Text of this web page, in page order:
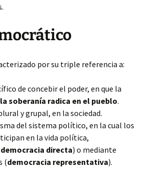
por su triple referencia a:
de concebir el poder, en que la
soberanía radica en el pueblo.
y grupal, en la sociedad.
del sistema político, en la cual los
en la vida política,
democracia directa) o mediante
(democracia representativa).